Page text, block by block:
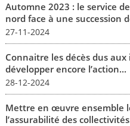
Automne 2023 : le service
nord face à une succession
27-11-2024
Connaitre les décès dus
développer encore l’action...
28-12-2024
Mettre en œuvre ensemble
l’assurabilité des